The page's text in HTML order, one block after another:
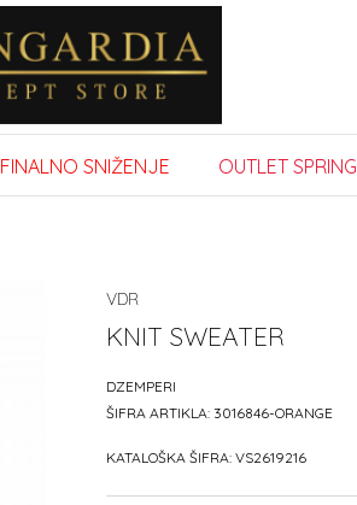
FINALNO SNIŽENJE OUTLET SPRING
VDR
KNIT SWEATER
DZEMPERI
ŠIFRA ARTIKLA: 3016846-ORANGE
KATALOŠKA ŠIFRA: VS2619216